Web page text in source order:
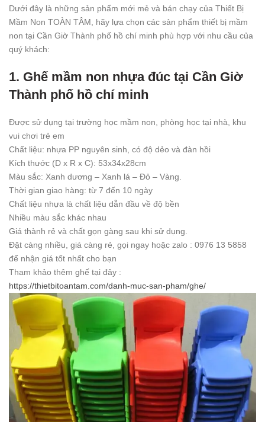
Dưới đây là những sản phẩm mới mẻ và bán chạy của Thiết Bị
Mầm Non TOÀN TÂM, hãy lựa chọn các sản phẩm thiết bị mầm
non tại Cần Giờ Thành phố hồ chí minh phù hợp với nhu cầu của
quý khách:
1. Ghế mầm non nhựa đúc tại Cần Giờ
Thành phố hồ chí minh
Được sử dụng tại trường học mầm non, phòng học tại nhà, khu
vui chơi trẻ em
Chất liệu: nhựa PP nguyên sinh, có độ dẻo và đàn hồi
Kích thước (D x R x C): 53x34x28cm
Màu sắc: Xanh dương – Xanh lá – Đỏ – Vàng.
Thời gian giao hàng: từ 7 đến 10 ngày
Chất liệu nhựa là chất liệu dẫn đầu về độ bền
Nhiều màu sắc khác nhau
Giá thành rẻ và chất gọn gàng sau khi sử dụng.
Đặt càng nhiều, giá càng rẻ, gọi ngay hoặc zalo : 0976 13 5858
để nhận giá tốt nhất cho bạn
Tham khảo thêm ghế tại đây :
https://thietbitoantam.com/danh-muc-san-pham/ghe/